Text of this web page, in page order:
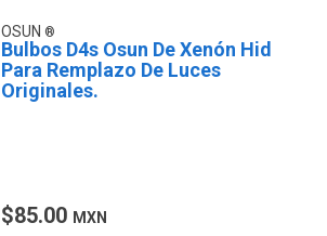
OSUN
Bulbos D4s Osun De Xenón Hid
Para Remplazo De Luces
Originales.
$85.00 MXN